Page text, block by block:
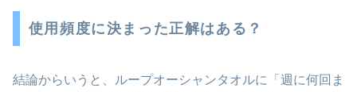
使用頻度に決まった正解はある？
結論からいうと、ループオーシャンタオルに「週に何回ま